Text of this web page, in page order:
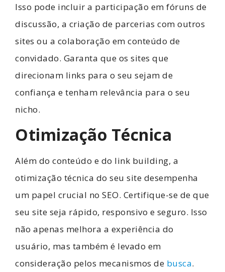
Isso pode incluir a participação em fóruns de
discussão, a criação de parcerias com outros
sites ou a colaboração em conteúdo de
convidado. Garanta que os sites que
direcionam links para o seu sejam de
confiança e tenham relevância para o seu
nicho.
Otimização Técnica
Além do conteúdo e do link building, a
otimização técnica do seu site desempenha
um papel crucial no SEO. Certifique-se de que
seu site seja rápido, responsivo e seguro. Isso
não apenas melhora a experiência do
usuário, mas também é levado em
consideração pelos mecanismos de busca.